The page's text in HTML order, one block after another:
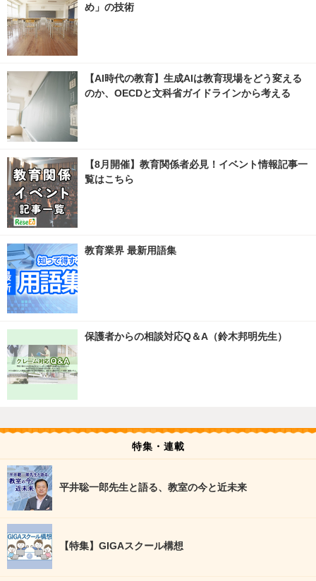
め」の技術
【AI時代の教育】生成AIは教育現場をどう変える
のか、OECDと文科省ガイドラインから考える
【8月開催】教育関係者必見！イベント情報記事一
覧はこちら
教育業界 最新用語集
保護者からの相談対応Q＆A（鈴木邦明先生）
特集・連載
平井聡一郎先生と語る、教室の今と近未来
【特集】GIGAスクール構想